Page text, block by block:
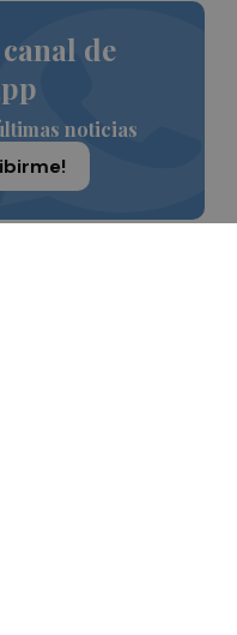
de
noticias